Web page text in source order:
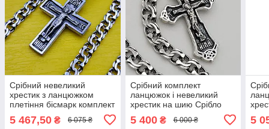
Срібний невеликий
хрестик з ланцюжком
плетіння бісмарк комплект
ланцюг і хрест срібло 925
проба
5 467,50 ₴ 6 075 ₴
Срібний комплект
ланцюжок і невеликий
хрестик на шию Срібло
5 400₴ 6 000 ₴ 5